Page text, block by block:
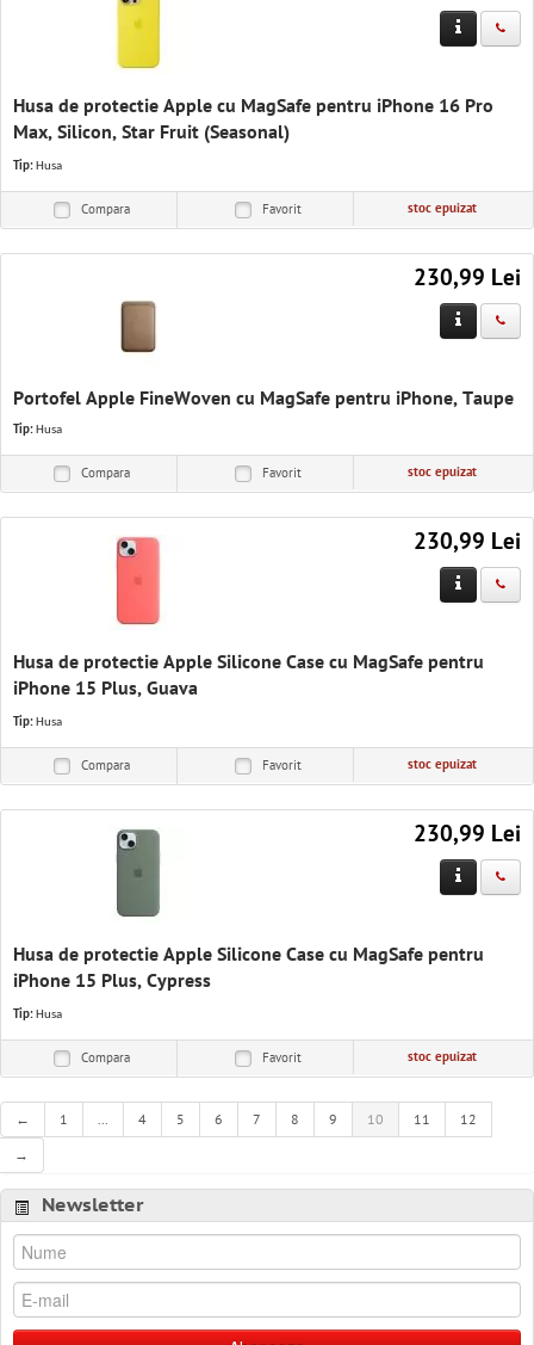
Husa de protectie Apple cu MagSafe pentru iPhone 16 Pro
Max, Silicon, Star Fruit (Seasonal)
Tip: Husa
Compara Favorit stoc epuizat
230,99 Lei
Portofel Apple FineWoven cu MagSafe pentru iPhone, Taupe
Tip: Husa
Compara Favorit stoc epuizat
230,99 Lei
Husa de protectie Apple Silicone Case cu MagSafe pentru
iPhone 15 Plus, Guava
Tip: Husa
Compara Favorit stoc epuizat
230,99 Lei
Husa de protectie Apple Silicone Case cu MagSafe pentru
iPhone 15 Plus, Cypress
Tip: Husa
Compara Favorit stoc epuizat
← 1 ... 4 5 6 7 8 9 10 11 12
→
Newsletter